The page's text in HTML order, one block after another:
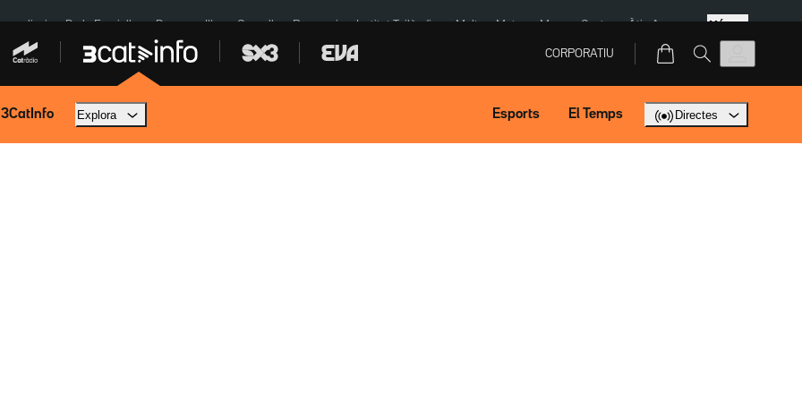
eclipsi De la Espriella Dos anys Illa Granollers Paraguai Institut Tailàndia Multa a Meta Menors Ceuta Àtic Ayuso Més
CORPORATIU
3CatInfo Explora Esports El Temps Directes